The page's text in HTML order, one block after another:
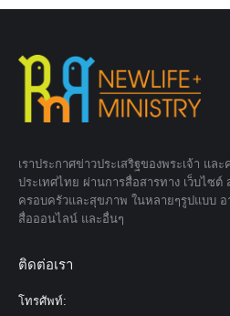
เราประกาศข่าวประเสริฐของพระเจ้า แล
ประเทศไทย ผ่านการสื่อสารทาง เว็บไซต์
ครอบครัวและสุขภาพ ในหลายๆรูปแบบ
สื่อออนไลน์ และอื่นๆ
ติดต่อเรา
โทรศัพท์: